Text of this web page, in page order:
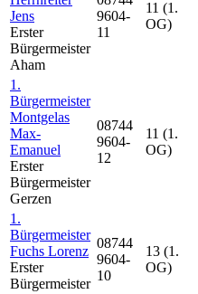
Jens
Erster
Bürgermeister
Aham
9604-
11
11 (1.
OG)
1.
Bürgermeister
Montgelas
Max-
Emanuel
Erster
Bürgermeister
Gerzen
08744
9604-
12
11 (1.
OG)
1.
Bürgermeister
Fuchs Lorenz
Erster
Bürgermeister
08744
9604-
10
13 (1.
OG)